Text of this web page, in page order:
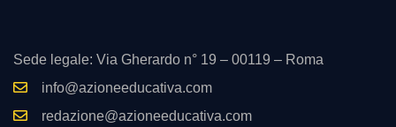
Sede legale: Via Gherardo n° 19 – 00119 – Roma
info@azioneeducativa.com
redazione@azioneeducativa.com